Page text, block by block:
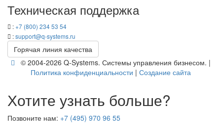
Тех­ни­че­ская под­держ­ка
:+7 (800) 234 53 54
:support@q-​systems.ru
Го­ря­чая линия ка­че­ства
© 2004-2026 Q-​Systems. Си­сте­мы управ­ле­ния биз­не­сом. |
По­ли­ти­ка кон­фи­ден­ци­аль­но­сти | Со­зда­ние сайта
Хотите узнать больше?
Позвоните нам: +7 (495) 970 96 55